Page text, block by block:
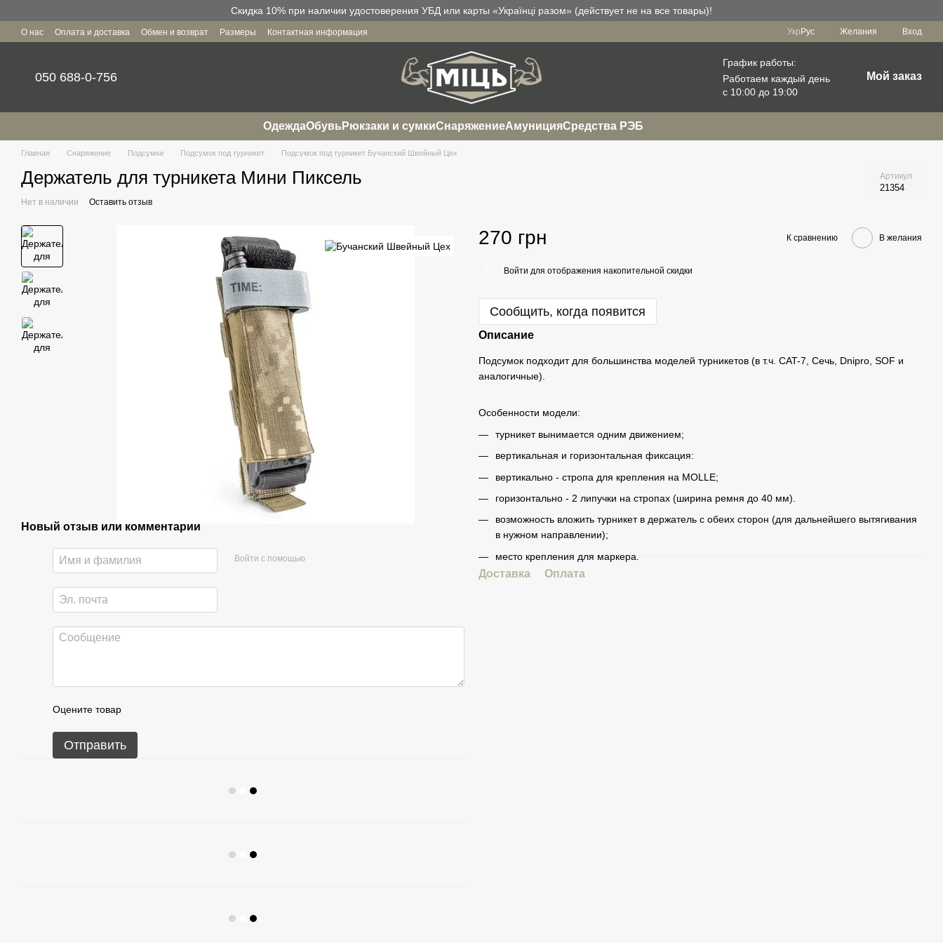
Скидка 10% при наличии удостоверения УБД или карты «Українці разом» (действует не на все товары)!
О нас Оплата и доставка Обмен и возврат Размеры
Контактная информация
Укр Рус Желания Вход
050 688-0-756
График работы:
Работаем каждый день
с 10:00 до 19:00
Мой заказ
ОдеждаОбувь Рюкзаки и сумкиСнаряжениеАмуницияСредства РЭБ
Главная Снаряжение Подсумки Подсумок под турникет Подсумок под турникет Бучанский Швейный Цех
Держатель для турникета Мини Пиксель Артикул
21354
Нет в наличии Оставить отзыв
Новый отзыв или комментарий
Войти с помощью
Оцените товар
Отправить
270 грн К сравнению В желания
Войти для отображения накопительной скидки
Сообщить, когда появится
Описание
Подсумок подходит для большинства моделей турникетов (в т.ч. CAT-7, Сечь, Dnipro, SOF и
аналогичные).
Особенности модели:
турникет вынимается одним движением;
вертикальная и горизонтальная фиксация:
вертикально - стропа для крепления на MOLLE;
горизонтально - 2 липучки на стропах (ширина ремня до 40 мм).
возможность вложить турникет в держатель с обеих сторон (для дальнейшего вытягивания
в нужном направлении);
место крепления для маркера.
Доставка Оплата